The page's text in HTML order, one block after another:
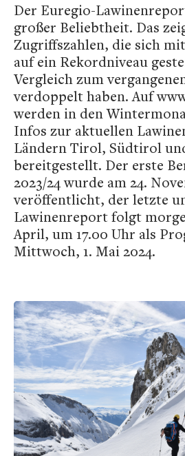
Der Euregio-
großer Beliebtheit. Das
Zugriffszahlen, die sich
auf ein Rekordniveau
Vergleich zum
verdoppelt haben. Auf
werden in den
Infos zur aktuellen
Ländern Tirol, Südtirol
bereitgestellt. Der erste
2023/24 wurde am 24.
veröffentlicht, der letzte
Lawinenreport folgt
April, um 17.00 Uhr als
Mittwoch, 1. Mai 2024.